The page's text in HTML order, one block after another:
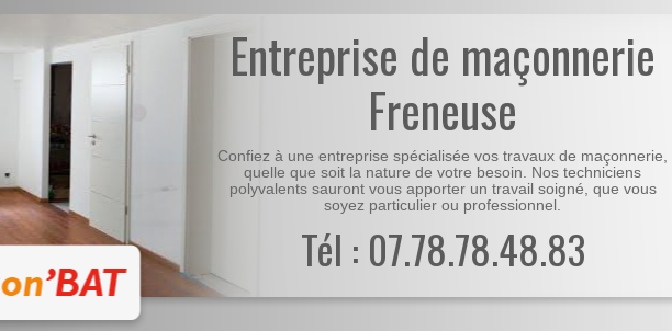
Entreprise de maçonnerie
Freneuse
Confiez à une entreprise spécialisée vos travaux de maçonnerie,
quelle que soit la nature de votre besoin. Nos techniciens
polyvalents sauront vous apporter un travail soigné, que vous
soyez particulier ou professionnel.
Tél : 07.78.78.48.83